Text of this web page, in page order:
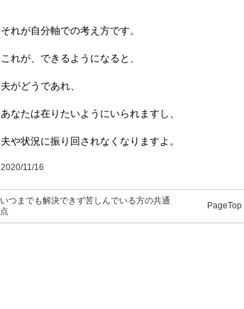
それが自分軸での考え方です。
これが、できるようになると、
夫がどうであれ、
あなたは在りたいようにいられますし、
夫や状況に振り回されなくなりますよ。
2020/11/16
いつまでも解決できず苦しんでいる方の共通
点
PageTop